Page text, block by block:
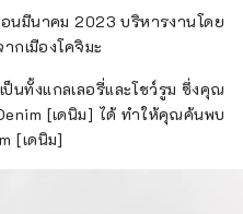
อนมีนาคม 2023 บริหารงานโดย
กเมืองโคจิมะ
นทั้งแกลเลอรี่และโชว์รูม ซึ่งคุณ
[เดนิม] ได้ ทำให้คุณค้นพบ
[เดนิม]